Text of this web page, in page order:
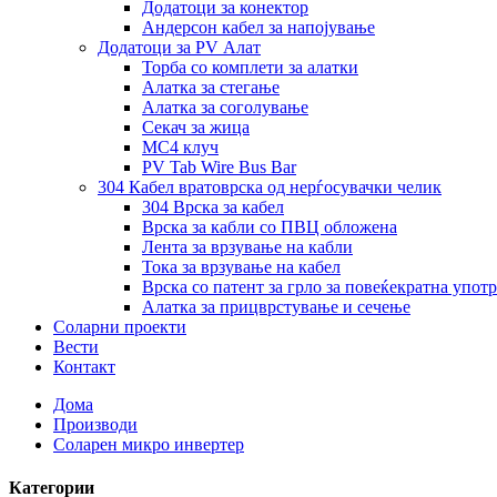
Додатоци за конектор
Андерсон кабел за напојување
Додатоци за PV Алат
Торба со комплети за алатки
Алатка за стегање
Алатка за соголување
Секач за жица
MC4 клуч
PV Tab Wire Bus Bar
304 Кабел вратоврска од нерѓосувачки челик
304 Врска за кабел
Врска за кабли со ПВЦ обложена
Лента за врзување на кабли
Тока за врзување на кабел
Врска со патент за грло за повеќекратна
Алатка за прицврстување и сечење
Соларни проекти
Вести
Контакт
Дома
Производи
Соларен микро инвертер
Категории